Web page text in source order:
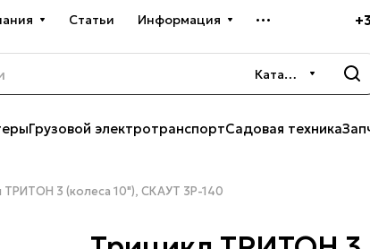
Статьи Информация
Каталог
Грузовой электротранспортСадовая техника
ТРИТОН 3 (колеса 10"), СКАУТ 3Р-140